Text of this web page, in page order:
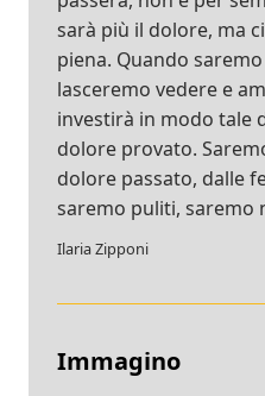
sarà più il dolore, ma
piena. Quando
lasceremo vedere e
investirà in modo tale
dolore provato.
dolore passato, dalle
saremo puliti, saremo
Ilaria Zipponi
Immagino